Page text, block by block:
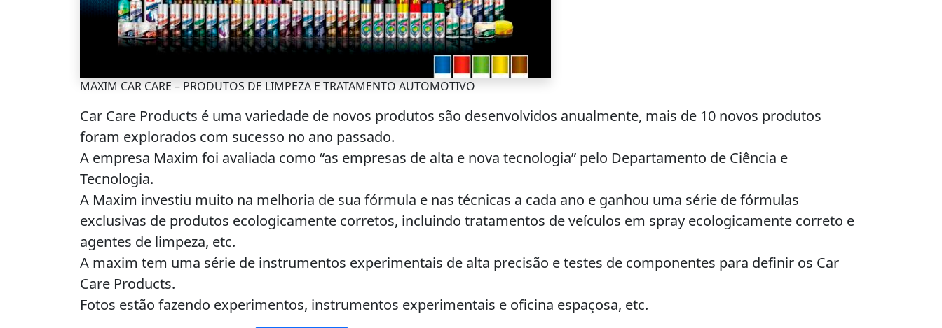
MAXIM CAR CARE – PRODUTOS DE LIMPEZA E TRATAMENTO AUTOMOTIVO
Car Care Products é uma variedade de novos produtos são desenvolvidos anualmente, mais de 10 novos produtos
foram explorados com sucesso no ano passado.
A empresa Maxim foi avaliada como “as empresas de alta e nova tecnologia” pelo Departamento de Ciência e
Tecnologia.
A Maxim investiu muito na melhoria de sua fórmula e nas técnicas a cada ano e ganhou uma série de fórmulas
exclusivas de produtos ecologicamente corretos, incluindo tratamentos de veículos em spray ecologicamente correto e
agentes de limpeza, etc.
A maxim tem uma série de instrumentos experimentais de alta precisão e testes de componentes para definir os Car
Care Products.
Fotos estão fazendo experimentos, instrumentos experimentais e oficina espaçosa, etc.